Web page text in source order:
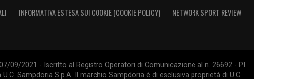
INFORMATIVA ESTESA SUI COOKIE (COOKIE POLICY) NETWORK SPORT REVIEW
09/2021 - Iscritto al Registro Operatori di Comunicazione al n. 26692 - PI
Sampdoria S.p.A. Il marchio Sampdoria è di esclusiva proprietà di U.C.